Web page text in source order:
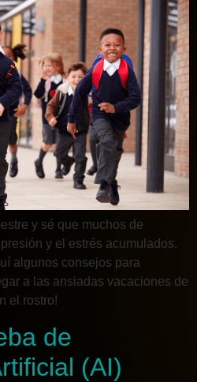
y sé que muchos de
y el estrés acumulados.
algunos consejos para
a las ansiadas vacaciones de
el rostro!
de
(AI)